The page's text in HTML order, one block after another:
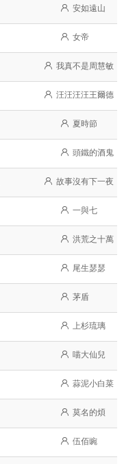
安如遠山
女帝
我真不是周慧敏
汪汪汪汪王爾德
夏時節
頭鐵的酒鬼
故事沒有下一夜
一與七
洪荒之十萬
尾生瑟瑟
茅盾
上杉琉璃
喵大仙兒
蒜泥小白菜
莫名的煩
伍佰豌